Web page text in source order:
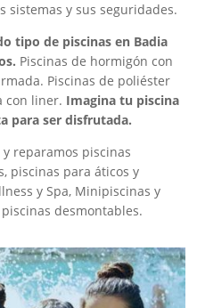
sistemas y sus seguridades.
tipo de piscinas en Badia
Piscinas de hormigón con
Piscinas de poliéster
con liner. Imagina tu piscina
para ser disfrutada.
reparamos piscinas
piscinas para áticos y
y Spa, Minipiscinas y
desmontables.